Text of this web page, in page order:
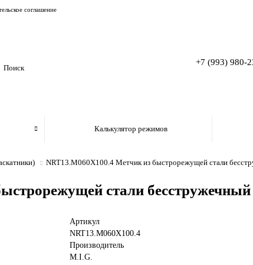
соглашение
+7 (993) 980-
Калькулятор режимов
NRT13.M060X100.4 Метчик из быстрорежущей стали
стали
Артикул
NRT13.M060X100.4
Производитель
M.I.G.